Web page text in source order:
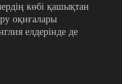
көбі қашықтан
оқиғалары
елдерінде де